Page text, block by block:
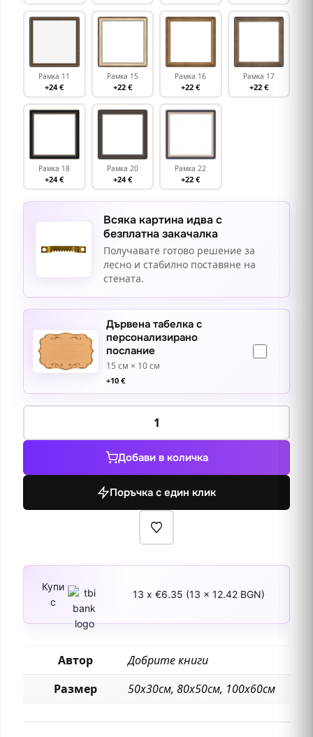
Рамка 11
+24 €
Рамка 15
+22 €
Рамка 16
+22 €
Рамка 17
+22 €
Рамка 18
+24 €
Рамка 20
+24 €
Рамка 22
+22 €
Всяка картина идва с
безплатна закачалка
Получавате готово решение за
лесно и стабилно поставяне на
стената.
Дървена табелка с
персонализирано
послание
15 см × 10 см
+10 €
количество
Легендата
Баба
Добави в количка
Поръчка с един клик
Купи
с
13 x €6.35 (13 x 12.42 BGN)
Автор
Добрите книги
Размер
50х30см, 80х50см, 100х60см